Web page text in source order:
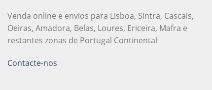
Venda online e envios para Lisboa, Sintra, Cascais,
Oeiras, Amadora, Belas, Loures, Ericeira, Mafra e
restantes zonas de Portugal Continental
Contacte-nos